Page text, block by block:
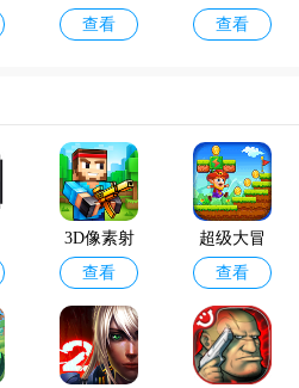
破解版202
查看
最新版破
查看
3D像素射
击最新版
查看
超级大冒
险游戏手
机版
查看